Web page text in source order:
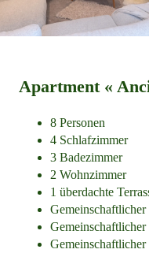
Apartment «
8 Personen
4 Schlafzimmer
3 Badezimmer
2 Wohnzimmer
1 überdachte
Gemeinschaftlicher